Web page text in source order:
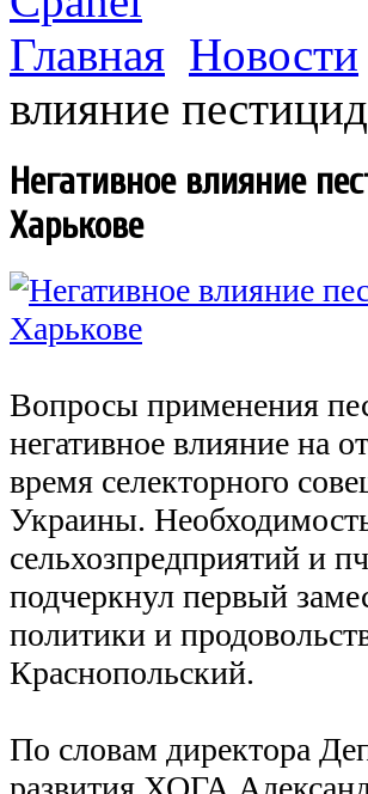
Главная Новости
влияние
Негативное влияние
Харькове
Вопросы применения
негативное влияние на
время селекторного
Украины.
сельхозпредприятий и
подчеркнул первый
политики и
Краснопольский.
По словам директора